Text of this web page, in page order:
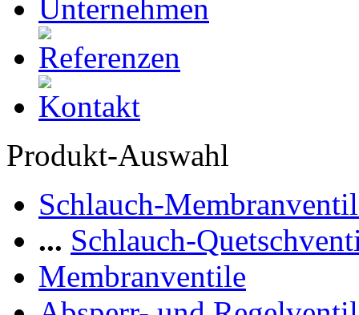
Produkt-Auswahl
Schlauch-
... Schlauch-
Membranventile